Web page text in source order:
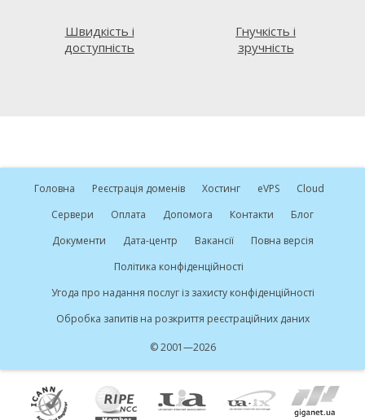
Швидкість і
доступність
Гнучкість і
зручність
Головна Реєстрація доменів Хостинг eVPS
Cloud
Сервери
Оплата Допомога Контакти
Блог
Документи
Дата-центр Вакансії
Повна версія
Політика конфіденційності
Угода про надання послуг із захисту конфіденційності
Обробка запитів на розкриття реєстраційних даних
© 2001—2026